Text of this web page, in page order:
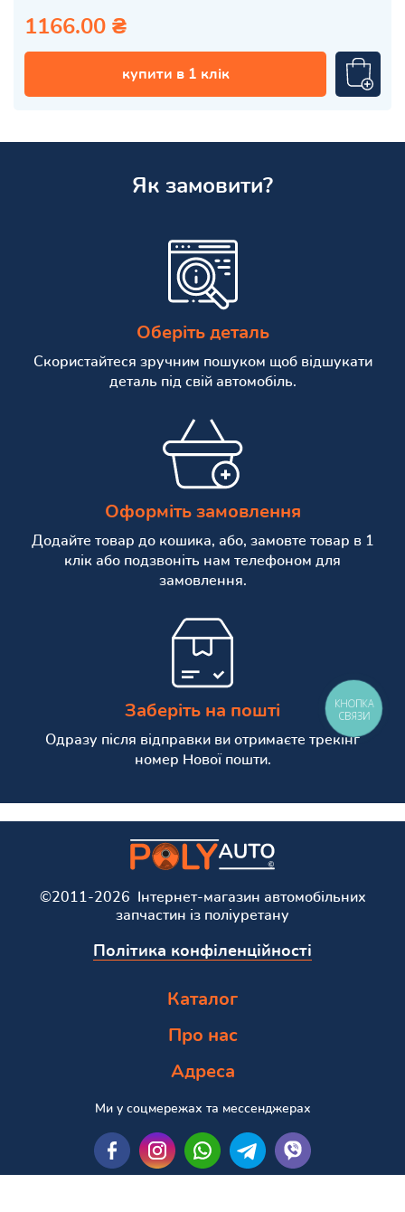
1166.00 ₴
купити в 1 клік
Як замовити?
Оберіть деталь
Скористайтеся зручним пошуком щоб відшукати
деталь під свій автомобіль.
Оформіть замовлення
Додайте товар до кошика, або, замовте товар в 1
клік або подзвоніть нам телефоном для
замовлення.
Заберіть на пошті
Одразу після відправки ви отримаєте трекінг
номер Нової пошти.
©2011-2026 Інтернет-магазин автомобільних
запчастин із поліуретану
Політика конфіленційності
Каталог
Про нас
Адреса
Ми у соцмережах та мессенджерах
КНОПКА
СВЯЗИ